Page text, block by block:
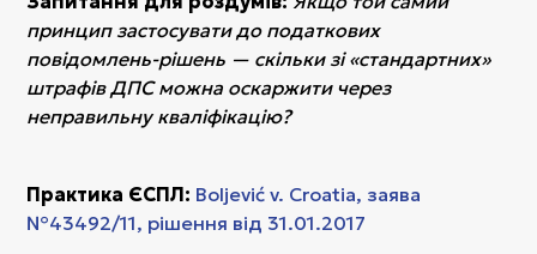
принцип застосувати до податкових
повідомлень-рішень — скільки зі «стандартних»
штрафів ДПС можна оскаржити через
неправильну кваліфікацію?
Практика ЄСПЛ: Boljević v. Croatia, заява
№43492/11, рішення від 31.01.2017